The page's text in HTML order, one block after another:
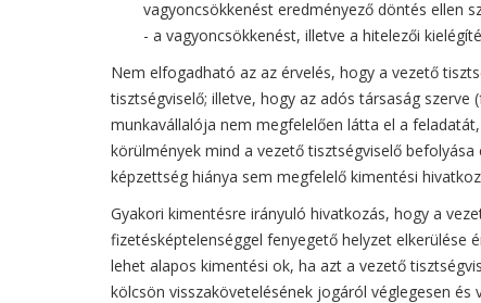
vagyoncsökkenést eredményező döntés ellen
- a vagyoncsökkenést, illetve a hitelezői
Nem elfogadható az az érvelés, hogy a vezető
tisztségviselő; illetve, hogy az adós társaság
munkavállalója nem megfelelően látta el a
körülmények mind a vezető tisztségviselő
képzettség hiánya sem megfelelő kimentési
Gyakori kimentésre irányuló hivatkozás, hogy a
fizetésképtelenséggel fenyegető helyzet
lehet alapos kimentési ok, ha azt a vezető
kölcsön visszakövetelésének jogáról véglegesen